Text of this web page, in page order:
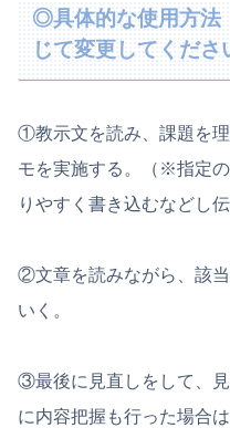
◎具体的な使用方法
じて変更してくださ
①教示文を読み、課題を
モを実施する。（※指定
りやすく書き込むなどし伝
②文章を読みながら、該
いく。
③最後に見直しをして、
に内容把握も行った場合